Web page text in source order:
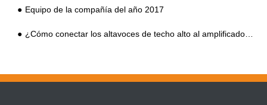
Equipo de la compañía del año 2017
¿Cómo conectar los altavoces de techo alto al amplificador integrado del sistema PA?